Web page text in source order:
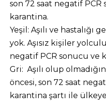
son 72 saat negatif PCR
karantina.
Yeşil: Aşılı ve hastalığı
yok. Aşısız kişiler
negatif PCR sonucu ve
Gri: Aşılı olup
öncesi, son 72 saat
karantina şartı ile